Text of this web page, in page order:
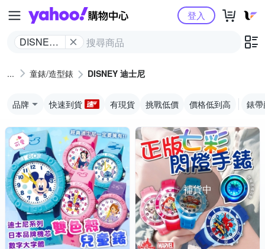
Yahoo購物中心
DISNEY
登入
童錶/造型錶 DISNEY 迪士尼
品牌 快速到貨 有現貨 挑戰低價 價格低到高 錶
補貨中